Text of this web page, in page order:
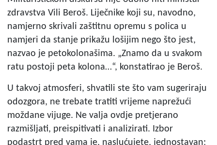
zdravstva Vili Beroš. Liječnike koji su, navodno,
namjerno skrivali zaštitnu opremu s polica u
namjeri da stanje prikažu lošijim nego što jest,
nazvao je petokolonašima. „Znamo da u svakom
ratu postoji peta kolona…“, konstatirao je Beroš.
U takvoj atmosferi, shvatili ste što vam sugeriraju
odozgora, ne trebate tratiti vrijeme naprežući
moždane vijuge. Ne valja ovdje pretjerano
razmišljati, preispitivati i analizirati. Izbor
podastrt pred vama je, naslućujete, jednostavan: